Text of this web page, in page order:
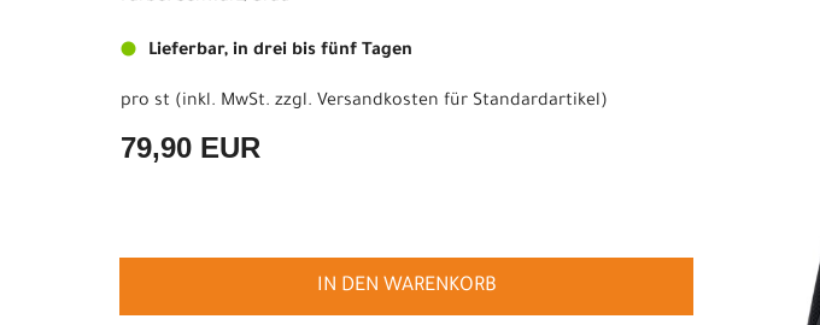
Lieferbar, in drei bis fünf Tagen
pro st (inkl. MwSt. zzgl. Versandkosten für Standardartikel)
79,90 EUR
IN DEN WARENKORB